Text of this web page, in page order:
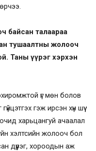
байсан талаараа
тушаалтны жолооч
Таны үүрэг хэрхэн
үг мөн болов
гэж ирсэн хүн шүү
харьцангуй ачаалал
хэлтсийн жолооч бол
дүүрэг, хороодын аж